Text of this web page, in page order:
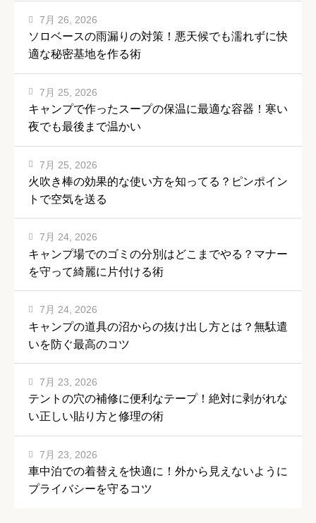
ソロベースの雨漏りの対策！悪天候でも濡れずに快
適な秘密基地を作る術
7月 26, 2026
キャンプで作ったスープの保温に最適な容器！寒い
夜でも最後まで温かい
7月 25, 2026
火吹き棒の効果的な使い方を知ってる？ピンポイン
トで空気を送る
7月 25, 2026
キャンプ場でのゴミの分別はどこまでやる？マナー
を守って綺麗に片付ける術
7月 24, 2026
キャンプの道具の沼からの抜け出し方とは？無駄遣
いを防ぐ最高のコツ
7月 24, 2026
テントの穴の補修に便利なテープ！絶対に剥がれな
い正しい貼り方と修理の術
7月 23, 2026
車中泊での着替えを快適に！外から見えないように
プライバシーを守るコツ
7月 23, 2026